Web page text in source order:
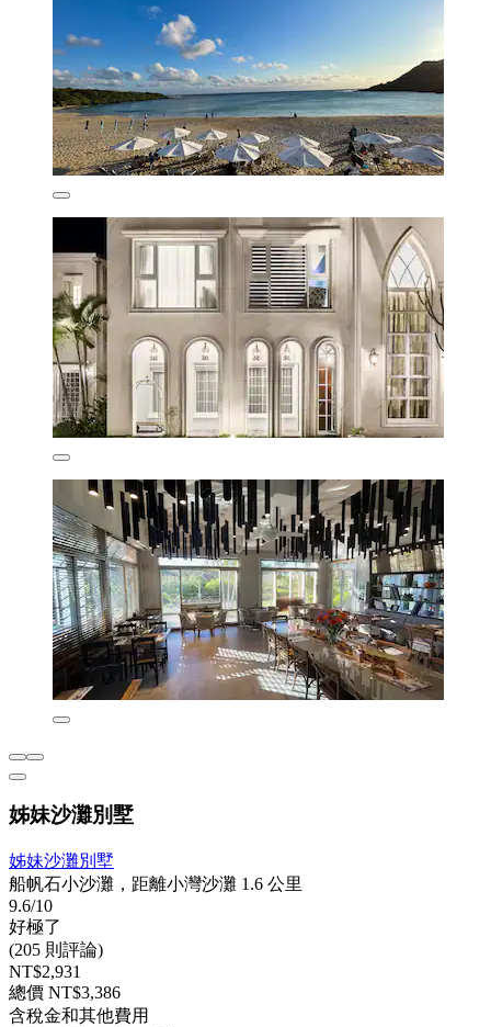
姊妹沙灘別墅
姊妹沙灘別墅
船帆石小沙灘，距離小灣沙灘 1.6 公里
9.6/10
好極了
(205 則評論)
NT$2,931
總價 NT$3,386
含稅金和其他費用